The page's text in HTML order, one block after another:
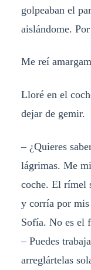
golpeaban el
aislándome.
Me reí
Lloré en el
dejar de gemir.
– ¿Quieres
lágrimas. Me
coche. El rímel
y corría por
Sofía. No es el
– Puedes
arreglártelas